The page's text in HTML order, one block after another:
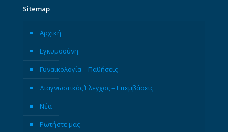
Sitemap
Αρχική
Εγκυμοσύνη
Γυναικολογία – Παθήσεις
Διαγνωστικός Έλεγχος – Επεμβάσεις
Νέα
Ρωτήστε μας